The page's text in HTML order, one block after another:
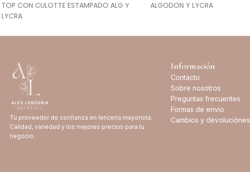
TOP CON CULOTTE ESTAMPADO ALG Y
LYCRA
ALGODON Y LYCRA
Tu proveedor de confianza en lencería mayorista.
Calidad, variedad y los mejores precios para tu
negocio.
Información
Contacto
Sobre nosotros
Preguntas frecuentes
Formas de envío
Cambios y devoluciónes